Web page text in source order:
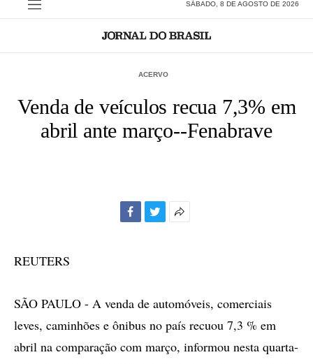
SÁBADO, 8 DE AGOSTO DE 2026
ACERVO
Venda de veículos recua 7,3% em
abril ante março--Fenabrave
REUTERS
SÃO PAULO - A venda de automóveis, comerciais
leves, caminhões e ônibus no país recuou 7,3 % em
abril na comparação com março, informou nesta quarta-